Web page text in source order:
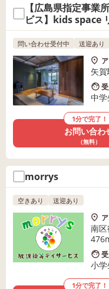
【広島県指定事業
ビス】kids space
問い合わせ受付中 送迎あり
矢
中
1分で完了！
お問い合わ
（無料）
morrys
空きあり 送迎あり
南
小
1分で完了！